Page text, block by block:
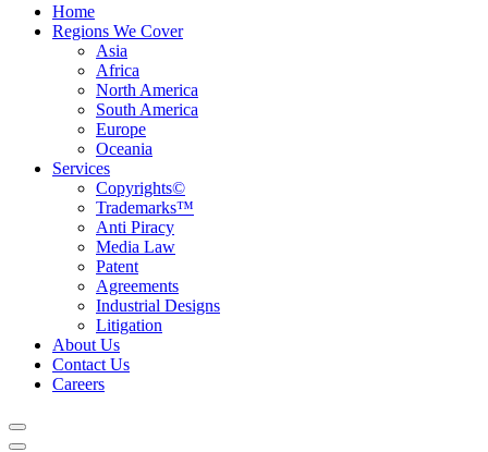
Home
Regions We Cover
Asia
Africa
North America
South America
Europe
Oceania
Services
Copyrights©
Trademarks™
Anti Piracy
Media Law
Patent
Agreements
Industrial Designs
Litigation
About Us
Contact Us
Careers